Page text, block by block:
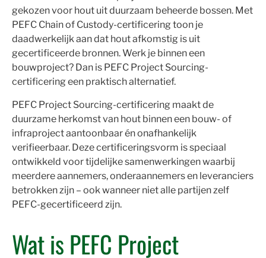
gekozen voor hout uit duurzaam beheerde bossen. Met
PEFC Chain of Custody-certificering toon je
daadwerkelijk aan dat hout afkomstig is uit
gecertificeerde bronnen. Werk je binnen een
bouwproject? Dan is PEFC Project Sourcing-
certificering een praktisch alternatief.
PEFC Project Sourcing-certificering maakt de
duurzame herkomst van hout binnen een bouw- of
infraproject aantoonbaar én onafhankelijk
verifieerbaar. Deze certificeringsvorm is speciaal
ontwikkeld voor tijdelijke samenwerkingen waarbij
meerdere aannemers, onderaannemers en leveranciers
betrokken zijn – ook wanneer niet alle partijen zelf
PEFC-gecertificeerd zijn.
Wat is PEFC Project